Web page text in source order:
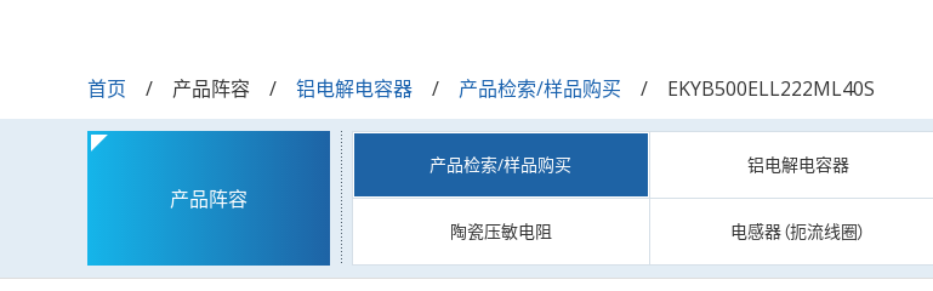
首页 产品阵容 铝电解电容器 产品检索/样品购买 EKYB500ELL222ML40S
产品阵容
产品检索/样品购买 铝电解电容器
陶瓷压敏电阻 电感器（扼流线圈）